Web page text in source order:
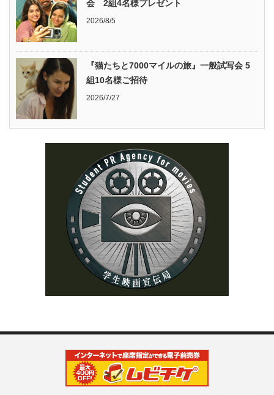
会 2組4名様プレゼント
2026/8/5
『猫たちと7000マイルの旅』一般試写会 5
組10名様ご招待
2026/7/27